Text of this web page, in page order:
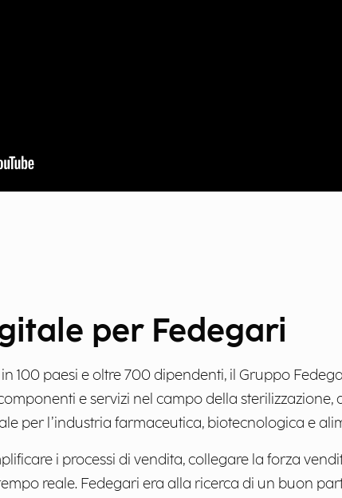
per Fedegari
100 paesi e oltre 700 dipendenti, il Gruppo
e servizi nel campo della
per l’industria farmaceutica, biotecnologica e
i processi di vendita, collegare la forza
reale. Fedegari era alla ricerca di un buon